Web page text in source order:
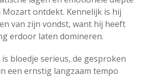
ontdekt. Kennelijk is hij
van zijn vondst, want hij heeft
erdoor laten domineren.
bloedje serieus, de gesproken
een ernstig langzaam tempo